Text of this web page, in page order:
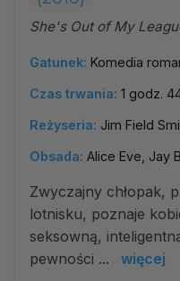
She's Out of My
Gatunek: Komedia
Czas trwania: 1 godz.
Reżyseria: Jim Field
Obsada: Alice Eve, Jay
Zwyczajny chłopak,
lotnisku, poznaje
seksowną,
pewności ...
więcej